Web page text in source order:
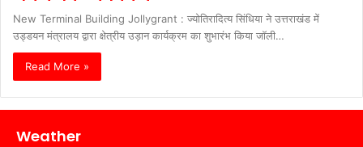
New Terminal Building Jollygrant : ज्योतिरादित्य सिंधिया ने उत्तराखंड में
उड्डयन मंत्रालय द्वारा क्षेत्रीय उड़ान कार्यक्रम का शुभारंभ किया जॉली…
Read More »
Weather